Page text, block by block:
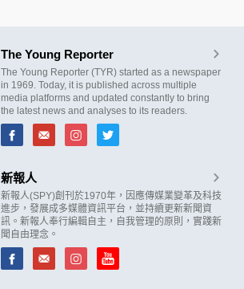
The Young Reporter
The Young Reporter (TYR) started as a newspaper
in 1969. Today, it is published across multiple
media platforms and updated constantly to bring
the latest news and analyses to its readers.
新報人
新報人(SPY)創刊於1970年，因應傳媒業變革及科技
進步，發展成多媒體資訊平台，並持續更新新聞資
訊。新報人奉行編輯自主，自我管理的原則，實踐新
聞自由理念。